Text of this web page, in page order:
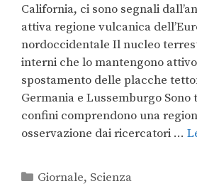
California, ci sono segnali
attiva regione vulcanica
nordoccidentale Il nucleo
interni che lo mantengono
spostamento delle placche
Germania e Lussemburgo
confini comprendono una
osservazione dai ricercatori …
Giornale, Scienza